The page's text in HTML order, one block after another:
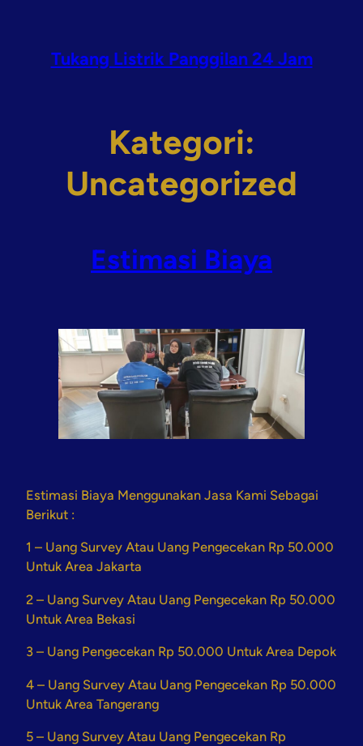
Tukang Listrik Panggilan 24 Jam
Kategori:
Uncategorized
Estimasi Biaya
Estimasi Biaya Menggunakan Jasa Kami Sebagai
Berikut :
1 – Uang Survey Atau Uang Pengecekan Rp 50.000
Untuk Area Jakarta
2 – Uang Survey Atau Uang Pengecekan Rp 50.000
Untuk Area Bekasi
3 – Uang Pengecekan Rp 50.000 Untuk Area Depok
4 – Uang Survey Atau Uang Pengecekan Rp 50.000
Untuk Area Tangerang
5 – Uang Survey Atau Uang Pengecekan Rp